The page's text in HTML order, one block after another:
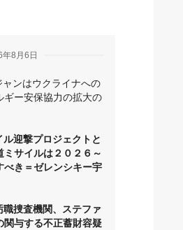
年8月6日
ャンはウクライナへの
ギー安保協力の拡大の
迎撃プロジェクトと
ミサイルは２０２６～
べき＝ゼレンシキー宇
職捜査機関、ステファ
関与する不正蓄財容疑